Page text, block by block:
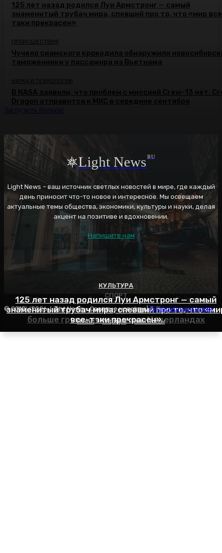
ЭНЕРГЕТИКА
Эффективное обучение: партнеры «Сетевой
компании» удваивают выпуск продукции и
снижают потери
СПОРТ
РПЛ все еще входит в топ-6 лиг Европы, здесь
больше громких имен, чем в Нидерландах
КУЛЬТУРА
125 лет назад родился Луи Армстронг — самый
знаменитый трубач мира, спевший про то, что
все-таки прекрасен»
125 лет назад родился Луи Армстронг — самый
знаменитый трубач мира, спевший про то, что «мир
таки прекрасен»
ПРОИСШЕСТВИЯ
Чучело сиамского крокодила обнаружили
таможенники у пассажира из Вьетнама
НАУКА И ТЕХНОЛОГИИ
В NASA заявили, что проблем с миссией Crew-13 нет.
Dragon отправится к МКС в середине сентября
Light NewsRU
Light News – ваш источник светлых новостей в мире, где каждый
день приносит что-то новое и интересное. Мы освещаем
актуальные темы общества, экономики, культуры и науки, делая
акцент на позитиве и вдохновении.
Напишите нам
© 2012 - 2026, Light News - Светлые новости |Правообладателям
О нас
Тарифы Контакты